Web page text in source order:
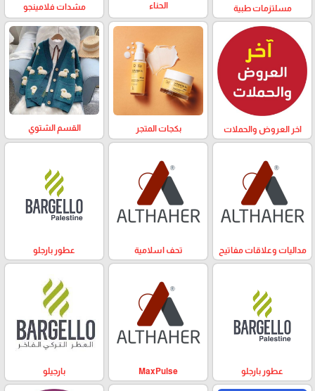
مسلتزمات طبية الحناء مشدات فلامينجو
اخر العروض والحملات بكجات المتجر القسم الشتوي
مداليات وعلاقات مفاتيح تحف اسلامية عطور بارجلو
عطور بارجلو MaxPulse بارجيلو